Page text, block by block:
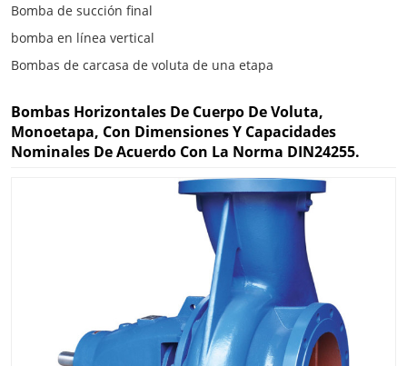
Bomba de succión final
bomba en línea vertical
Bombas de carcasa de voluta de una etapa
Bombas Horizontales De Cuerpo De Voluta,
Monoetapa, Con Dimensiones Y Capacidades
Nominales De Acuerdo Con La Norma DIN24255.